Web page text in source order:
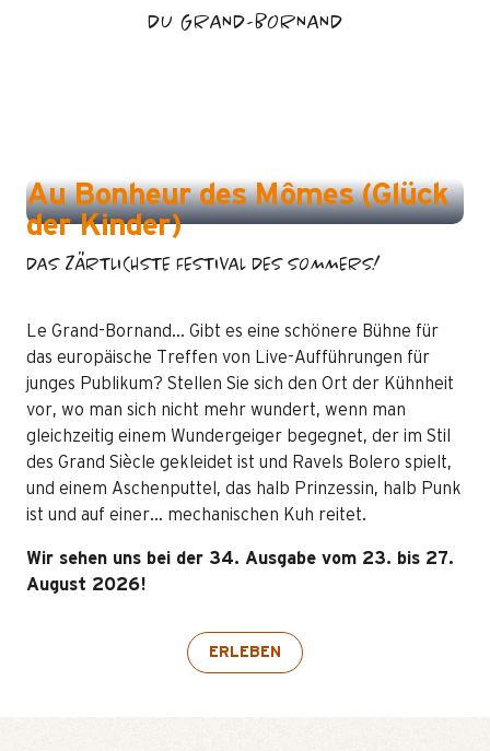
DU GRAND-BORNAND
Au Bonheur des Mômes (Glück
der Kinder)
DAS ZÄRTLICHSTE FESTIVAL DES SOMMERS!
Le Grand-Bornand… Gibt es eine schönere Bühne für
das europäische Treffen von Live-Aufführungen für
junges Publikum? Stellen Sie sich den Ort der Kühnheit
vor, wo man sich nicht mehr wundert, wenn man
gleichzeitig einem Wundergeiger begegnet, der im Stil
des Grand Siècle gekleidet ist und Ravels Bolero spielt,
und einem Aschenputtel, das halb Prinzessin, halb Punk
ist und auf einer… mechanischen Kuh reitet.
Wir sehen uns bei der 34. Ausgabe vom 23. bis 27.
August 2026!
ERLEBEN